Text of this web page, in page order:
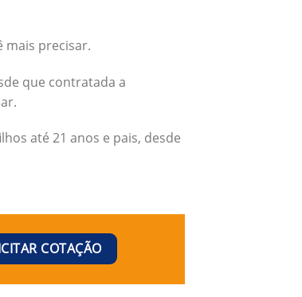
mais precisar.
que contratada a
até 21 anos e pais, desde
COTAÇÃO